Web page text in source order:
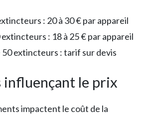
: 20 à 30 € par appareil
extincteurs : 18 à 25 € par appareil
50 extincteurs : tarif sur devis
influençant le prix
impactent le coût de la